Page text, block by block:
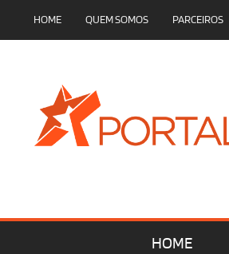
HOME QUEM SOMOS PARCEIROS
HOME